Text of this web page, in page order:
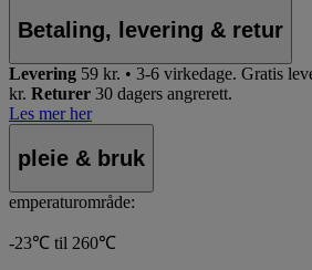
Betaling, levering & retur
Levering 59 kr. • 3-6 virkedage. Gratis
kr. Returer 30 dagers angrerett.
Les mer her
pleie & bruk
emperaturområde:
-23℃ til 260℃